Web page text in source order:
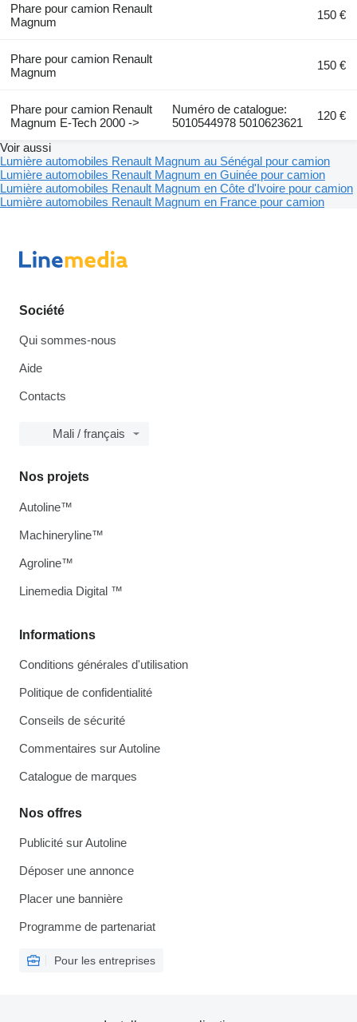
Phare pour camion Renault
Magnum
150 €
Phare pour camion Renault
Magnum
150 €
Phare pour camion Renault
Magnum E-Tech 2000 ->
Numéro de catalogue:
5010544978 5010623621
120 €
Voir aussi
Lumière automobiles Renault Magnum au Sénégal pour camion
Lumière automobiles Renault Magnum en Guinée pour camion
Lumière automobiles Renault Magnum en Côte d'Ivoire pour camion
Lumière automobiles Renault Magnum en France pour camion
Société
Qui sommes-nous
Aide
Contacts
Mali / français
Informations
Conditions générales d'utilisation
Politique de confidentialité
Conseils de sécurité
Commentaires sur Autoline
Catalogue de marques
Nos offres
Publicité sur Autoline
Déposer une annonce
Placer une bannière
Programme de partenariat
Pour les entreprises
Nos projets
Autoline™
Machineryline™
Agroline™
Linemedia Digital ™